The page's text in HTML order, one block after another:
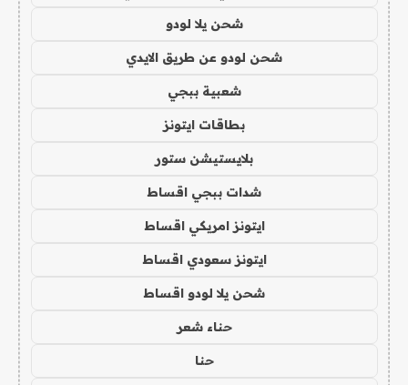
شحن يلا لودو
شحن لودو عن طريق الايدي
شعبية ببجي
بطاقات ايتونز
بلايستيشن ستور
شدات ببجي اقساط
ايتونز امريكي اقساط
ايتونز سعودي اقساط
شحن يلا لودو اقساط
حناء شعر
حنا